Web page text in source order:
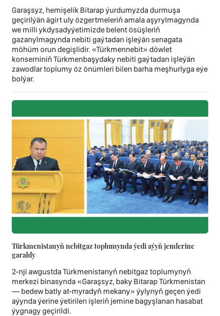
Garaşsyz, hemişelik Bitarap ýurdumyzda durmuşa
geçirilýän ägirt uly özgertmeleriň amala aşyrylmagynda
we milli ykdysadyýetimizde belent ösüşleriň
gazanylmagynda nebiti gaýtadan işleýän senagata
möhüm orun degişlidir. «Türkmennebit» döwlet
konserniniň Türkmenbaşydaky nebiti gaýtadan işleýän
zawodlar toplumy öz önümleri bilen barha meşhurlyga eýe
bolýar.
Türkmenistanyň nebitgaz toplumynda ýedi aýyň jemlerine
garaldy
2-nji awgustda Türkmenistanyň nebitgaz toplumynyň
merkezi binasynda «Garaşsyz, baky Bitarap Türkmenistan
— bedew batly at-myradyň mekany» ýylynyň geçen ýedi
aýynda ýerine ýetirilen işleriň jemine bagyşlanan hasabat
ýygnagy geçirildi.